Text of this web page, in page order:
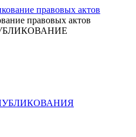
правовых актов